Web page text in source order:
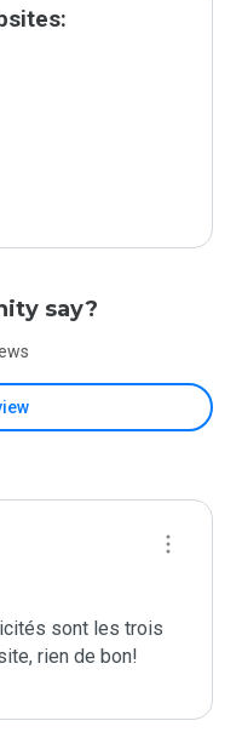
say?
sont les trois
rien de bon!